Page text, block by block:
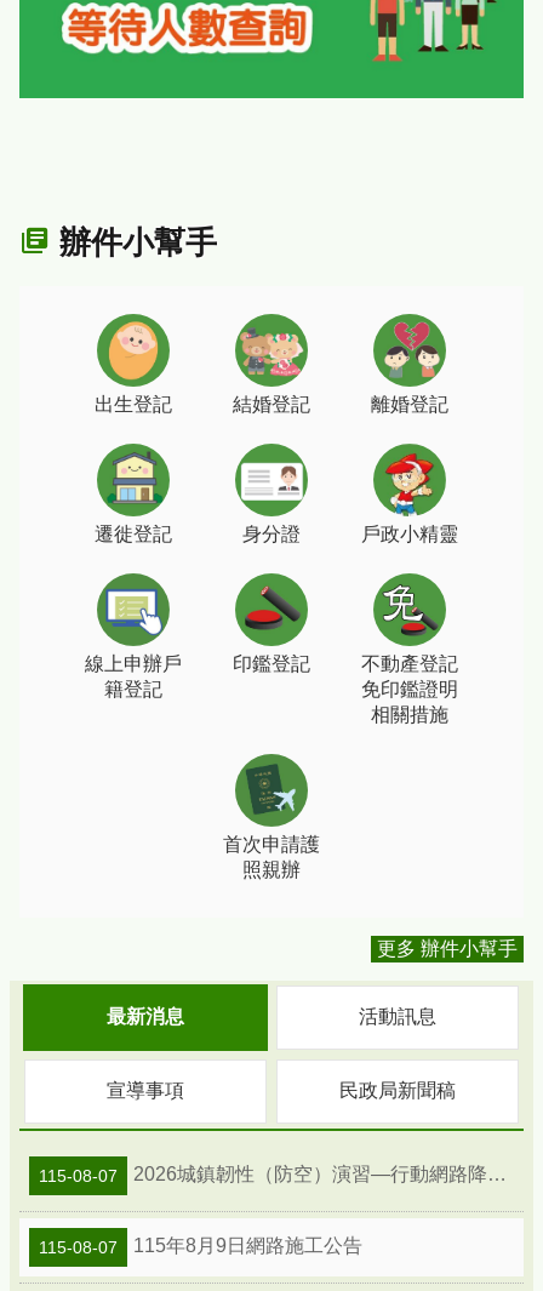
辦件小幫手
出生登記 結婚登記 離婚登記
遷徙登記 身分證 戶政小精靈
線上申辦戶
籍登記
印鑑登記
不動產登記
免印鑑證明
相關措施
首次申請護
照親辦
更多 辦件小幫手
最新消息 活動訊息
宣導事項 民政局新聞稿
115-08-07 2026城鎮韌性（防空）演習—行動網路降速演練
115-08-07 115年8月9日網路施工公告